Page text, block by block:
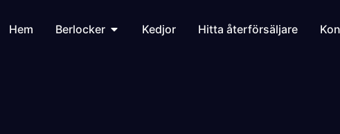
Hem Berlocker Kedjor Hitta återförsäljare